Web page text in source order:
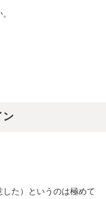
ン
た）というのは極めて